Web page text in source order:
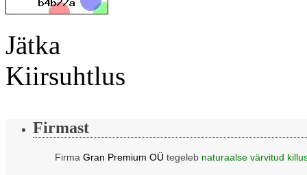
Jätka
Kiirsuhtlus
Firmast
FirmaGran Premium OÜ tegeleb naturaalse värvitud